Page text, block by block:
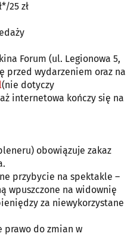
25 zł
Forum (ul. Legionowa 5,
przed wydarzeniem oraz na
(nie dotyczy
internetowa kończy się na
obowiązuje zakaz
przybycie na spektakle –
wpuszczone na widownię
za niewykorzystane
prawo do zmian w